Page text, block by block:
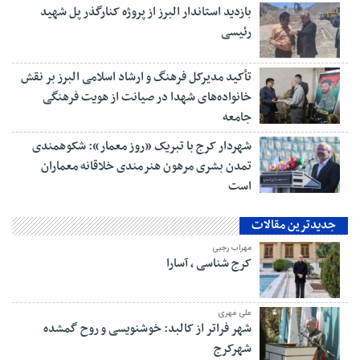
بازدید استاندار البرز از پروژه کنارگذر پل شهید
رئیسی
تأکید مدیرکل فرهنگ و ارشاد اسلامی البرز بر نقش
خانواده‌های شهدا در صیانت از هویت فرهنگی
جامعه
شهردار کرج با تبریک «روز معمار»: شکوهمندی
تمدن بشری مرهون هنرمندی خلاقانه معماران
است
جدیدترین مقالات
مهراب رجبی
کرج شناسی ، آسارا
علی مهری
شهر فراتر از کالبد: خوشنویسی و روح گمشده
شهرکرج